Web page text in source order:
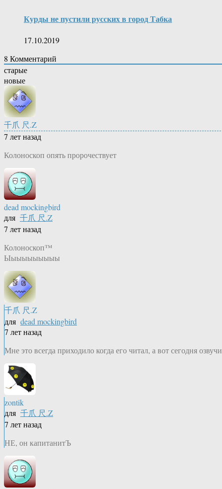
Курды не пустили русских в город Табка
17.10.2019
8 Комментарий
старые
новые
千爪 尺.Z
7 лет назад
Колоноскоп опять пророчествует
dead mockingbird
для 千爪 尺.Z
7 лет назад
Колоноскоп™
Ыыыыыыыыыы
千爪 尺.Z
для dead mockingbird
7 лет назад
Мне это всегда приходило когда его читал, а вот сегодня
zontik
для 千爪 尺.Z
7 лет назад
НЕ, он капитанитЪ